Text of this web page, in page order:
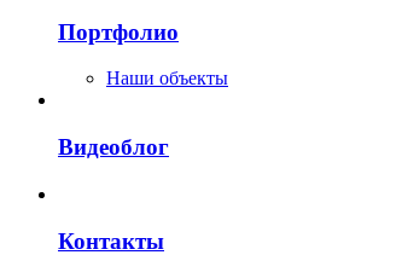
Портфолио
Наши объекты
Видеоблог
Контакты